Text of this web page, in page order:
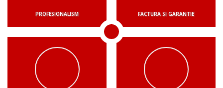
PROFESIONALISM FACTURA SI GARANTIE